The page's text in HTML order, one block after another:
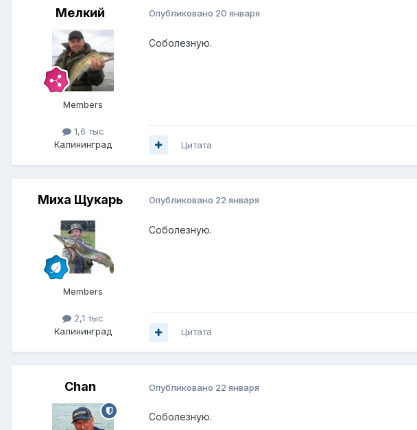
Мелкий
Members
1,6 тыс
Калининград
Опубликовано 20 января
Соболезную.
Цитата
Миха Щукарь
Members
2,1 тыс
Калининград
Опубликовано 22 января
Соболезную.
Цитата
Chan Опубликовано 22 января
Соболезную.